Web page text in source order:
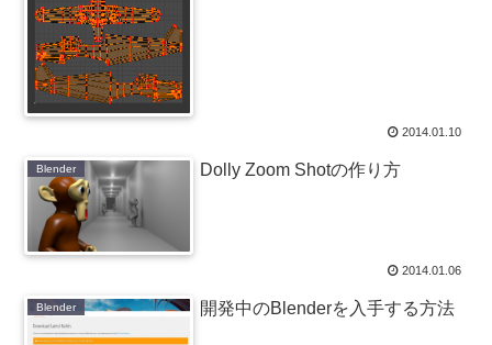
2014.01.10
Blender Dolly Zoom Shotの作り方
2014.01.06
Blender 開発中のBlenderを入手する方法